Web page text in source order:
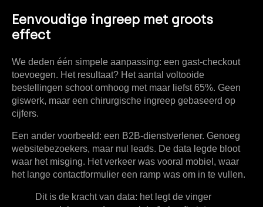
Eenvoudige ingreep met groots
effect
We deden één simpele aanpassing: een gast-checkout
toevoegen. Het resultaat? Het aantal voltooide
bestellingen schoot omhoog met maar liefst65%. Geen
giswerk, maar een chirurgische ingreep gebaseerd op
cijfers.
Een ander voorbeeld: een B2B-dienstverlener. Genoeg
websitebezoekers, maar nul leads. De data legde bloot
waar het misging. Het verkeer was vooral mobiel, waar
het lange contactformulier een ramp was om in te vullen.
Dit is de kracht van data: het legt de vinger